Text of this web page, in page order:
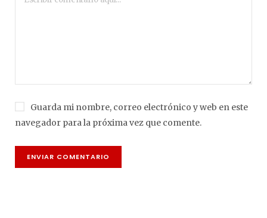
Guarda mi nombre, correo electrónico y web en este
navegador para la próxima vez que comente.